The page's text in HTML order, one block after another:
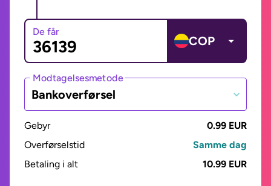
De får
COP
Modtagelsesmetode
Bankoverførsel
Gebyr
0.99 EUR
Overførselstid
Samme dag
Betaling i alt
10.99 EUR